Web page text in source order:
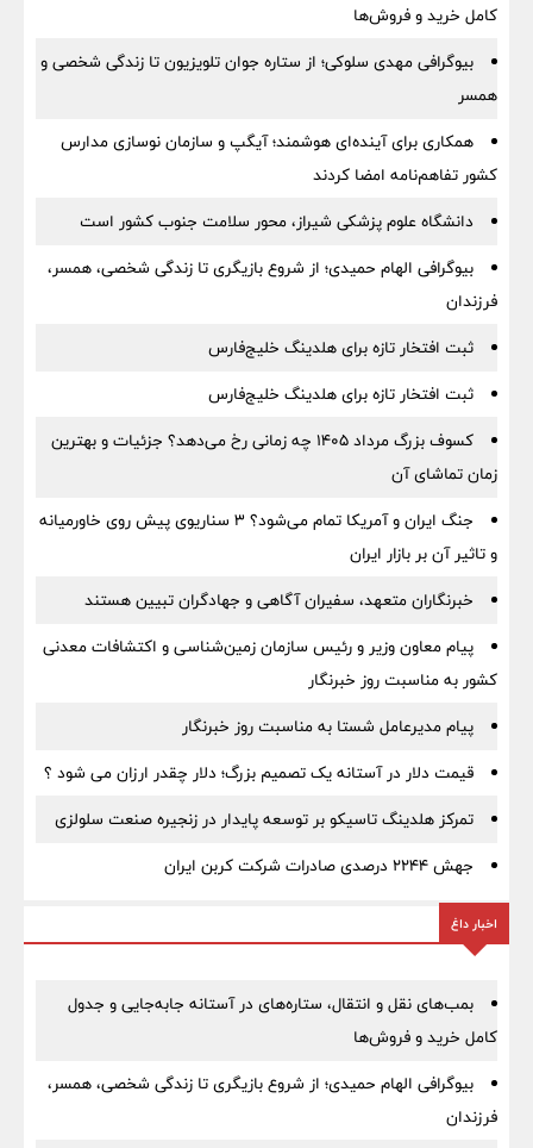
کامل خرید و فروش‌ها
بیوگرافی مهدی سلوکی؛ از ستاره جوان تلویزیون تا زندگی شخصی و
همسر
همکاری برای آینده‌ای هوشمند؛ آیگپ و سازمان نوسازی مدارس
کشور تفاهم‌نامه امضا کردند
دانشگاه علوم پزشکی شیراز، محور سلامت جنوب کشور است
بیوگرافی الهام حمیدی؛ از شروع بازیگری تا زندگی شخصی، همسر،
فرزندان
ثبت افتخار تازه برای هلدینگ خلیج‌فارس
ثبت افتخار تازه برای هلدینگ خلیج‌فارس
کسوف بزرگ مرداد ۱۴۰۵ چه زمانی رخ می‌دهد؟ جزئیات و بهترین
زمان تماشای آن
جنگ ایران و آمریکا تمام می‌شود؟ ۳ سناریوی پیش روی خاورمیانه
و تاثیر آن بر بازار ایران
خبرنگاران متعهد، سفیران آگاهی و جهادگران تبیین هستند
پیام معاون وزیر و رئیس سازمان زمین‌شناسی و اکتشافات معدنی
کشور به مناسبت روز خبرنگار
پیام مدیرعامل شستا به مناسبت روز خبرنگار
قیمت دلار در آستانه یک تصمیم بزرگ؛ دلار چقدر ارزان می شود ؟
تمرکز هلدینگ تاسیکو بر توسعه پایدار در زنجیره صنعت سلولزی
جهش ۲۲۴۴ درصدی صادرات شرکت کربن ایران
اخبار داغ
بمب‌های نقل و انتقال، ستاره‌های در آستانه جابه‌جایی و جدول
کامل خرید و فروش‌ها
بیوگرافی الهام حمیدی؛ از شروع بازیگری تا زندگی شخصی، همسر،
فرزندان